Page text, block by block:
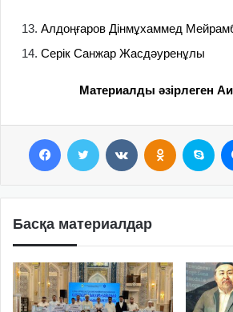
Алдоңғаров Дінмұхаммед
Серік Санжар Жасдәуренұлы
Материалды әзірлеген
Басқа материалдар